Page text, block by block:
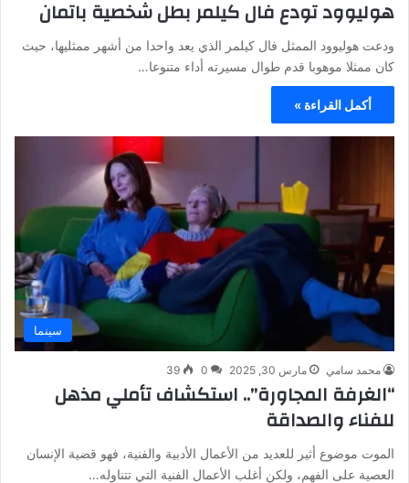
هوليوود تودع فال كيلمر بطل شخصية باتمان
ودعت هوليوود الممثل فال كيلمر الذي يعد واحدا من أشهر ممثليها، حيث
كان ممثلا موهوبا قدم طوال مسيرته أداء متنوعا…
أكمل القراءة »
سينما
محمد سامي مارس 30, 2025 0
39
“الغرفة المجاورة”.. استكشاف تأملي مذهل
للفناء والصداقة
الموت موضوع أثير للعديد من الأعمال الأدبية والفنية، فهو قضية الإنسان
العصية على الفهم، ولكن أغلب الأعمال الفنية التي تتناوله…